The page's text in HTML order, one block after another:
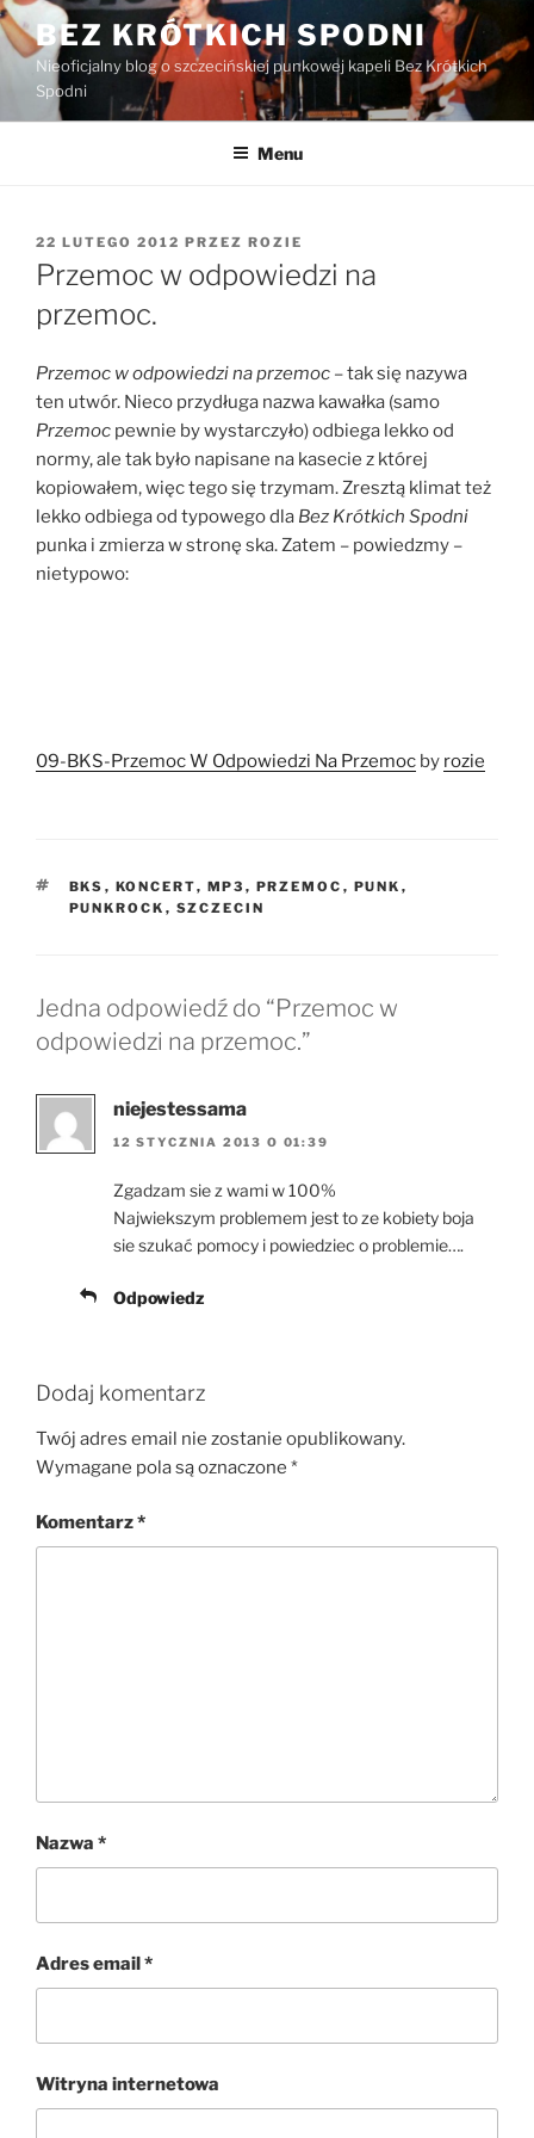
Przejdź
do
treści
BEZ KRÓTKICH SPODNI
Nieoficjalny blog o szczecińskiej punkowej kapeli Bez Krótkich
Spodni
Menu
OPUBLIKOWANE
W
22 LUTEGO 2012 PRZEZ ROZIE
Przemoc w odpowiedzi na
przemoc.
Przemoc w odpowiedzi na przemoc – tak się nazywa
ten utwór. Nieco przydługa nazwa kawałka (samo
Przemoc pewnie by wystarczyło) odbiega lekko od
normy, ale tak było napisane na kasecie z której
kopiowałem, więc tego się trzymam. Zresztą klimat też
lekko odbiega od typowego dla Bez Krótkich Spodni
punka i zmierza w stronę ska. Zatem – powiedzmy –
nietypowo:
09-BKS-Przemoc W Odpowiedzi Na Przemoc by rozie
TAGI
BKS , KONCERT, MP3 , PRZEMOC , PUNK ,
PUNKROCK , SZCZECIN
Jedna odpowiedź do “Przemoc w
odpowiedzi na przemoc.”
niejestessama
12 STYCZNIA 2013 O 01:39
Zgadzam sie z wami w 100%
Najwiekszym problemem jest to ze kobiety boja
sie szukać pomocy i powiedziec o problemie….
Odpowiedz
Dodaj komentarz
Twój adres email nie zostanie opublikowany.
Wymagane pola są oznaczone *
Komentarz*
Nazwa *
Adres email*
Witryna internetowa